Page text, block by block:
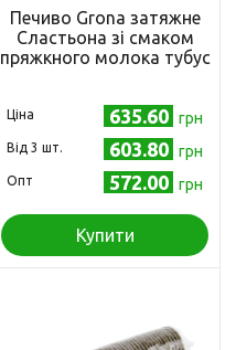
Печиво Grona затяжне
Сластьона зі смаком
пряжкного молока тубус
Ціна 635.60 грн
Від 3 шт. 603.80 грн
Опт 572.00 грн
Купити